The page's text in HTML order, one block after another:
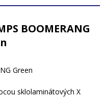
BOOMERANG
Green
sklolaminátových X